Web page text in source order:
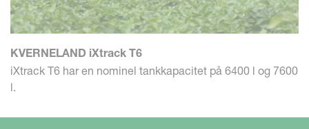
KVERNELAND iXtrack T6
iXtrack T6 har en nominel tankkapacitet på 6400 l og 7600
l.